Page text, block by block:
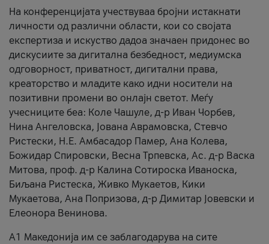
На конференцијата учествуваа бројни истакнати
личности од различни области, кои со својата
експертиза и искуство дадоа значаен придонес во
дискусиите за дигитална безбедност, медиумска
одговорност, приватност, дигитални права,
креаторство и младите како идни носители на
позитивни промени во онлајн светот. Меѓу
учесниците беа: Коле Чашуле, д-р Иван Чорбев,
Нина Ангеловска, Јована Аврамовска, Стевчо
Ристески, Н.Е. Амбасадор Памер, Ана Колева,
Божидар Спировски, Весна Трпевска, Ас. д-р Васка
Митова, проф. д-р Калина Сотироска Иваноска,
Биљана Ристеска, Живко Мукаетов, Кики
Мукаетова, Ана Попризова, д-р Димитар Јовевски и
Елеонора Венинова.
А1 Македонија им се заблагодарува на сите